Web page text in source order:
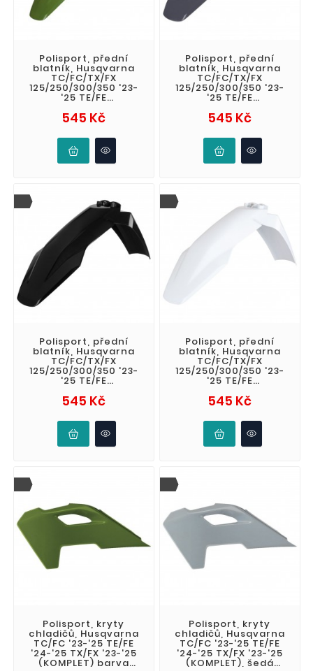
Polisport, přední
blatník, Husqvarna
TC/FC/TX/FX
125/250/300/350 '23-
'25 TE/FE
'24-'25 barva zelená
545 KčCena
Polisport, přední
blatník, Husqvarna
TC/FC/TX/FX
125/250/300/350 '23-
'25 TE/FE
'24-'25, šedá barva,
(N-G
545 KčCena
Polisport, přední
blatník, Husqvarna
TC/FC/TX/FX
125/250/300/350 '23-
'25 TE/FE
'24-'25, barva černá
545 KčCena
Polisport, přední
blatník, Husqvarna
TC/FC/TX/FX
125/250/300/350 '23-
'25 TE/FE
'24-'25, barva bílá
OEM
545 KčCena
Polisport, kryty
chladičů, Husqvarna
TC/FC '23-'25 TE/FE
'24-'25 TX/FX '23-'25
(KOMPLET) barva
Polisport, kryty
chladičů, Husqvarna
TC/FC '23-'25 TE/FE
'24-'25 TX/FX '23-'25
(KOMPLET), šedá